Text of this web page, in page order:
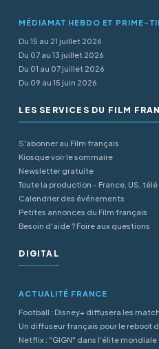
MÉDIAMAT HEBDO ET PRIME-
Du 15 au 21 juillet 2026
Du 07 au 13 juillet 2026
Du 01 au 07 juillet 2026
Du 09 au 15 juin 2026
LES SERVICES DU FILM
S'abonner au Film français
Kiosque voir le sommaire
Newsletter gratuite
Toute la production - France, US, télé
Calendrier des événements
Petites annonces du Film français
Besoin d'aide ? Foire aux questions
DIGITAL
ACTUALITÉ FRANCE
Football : Disney+ diffusera les
Un diffuseur français pour le reboot
Netflix : "GIGN" dans l'élite mondiale